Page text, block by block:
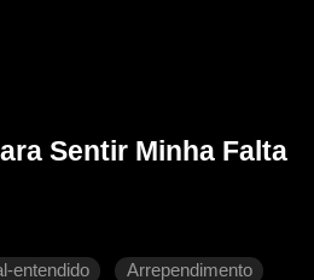
Sentir Minha Falta
entendido Arrependimento